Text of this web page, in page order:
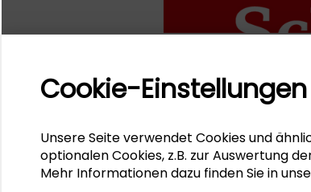
Cookie-Einstellungen
Unsere Seite verwendet Cookies und
optionalen Cookies, z.B. zur Auswertung
Mehr Informationen dazu finden Sie in